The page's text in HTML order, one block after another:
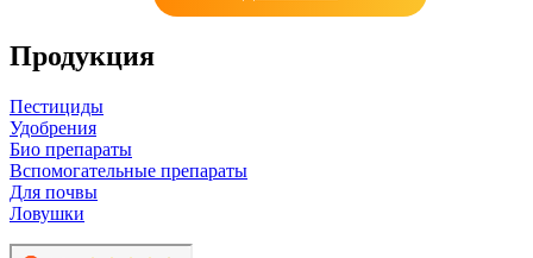
Продукция
Пестициды
Удобрения
Био препараты
Вспомогательные препараты
Для почвы
Ловушки